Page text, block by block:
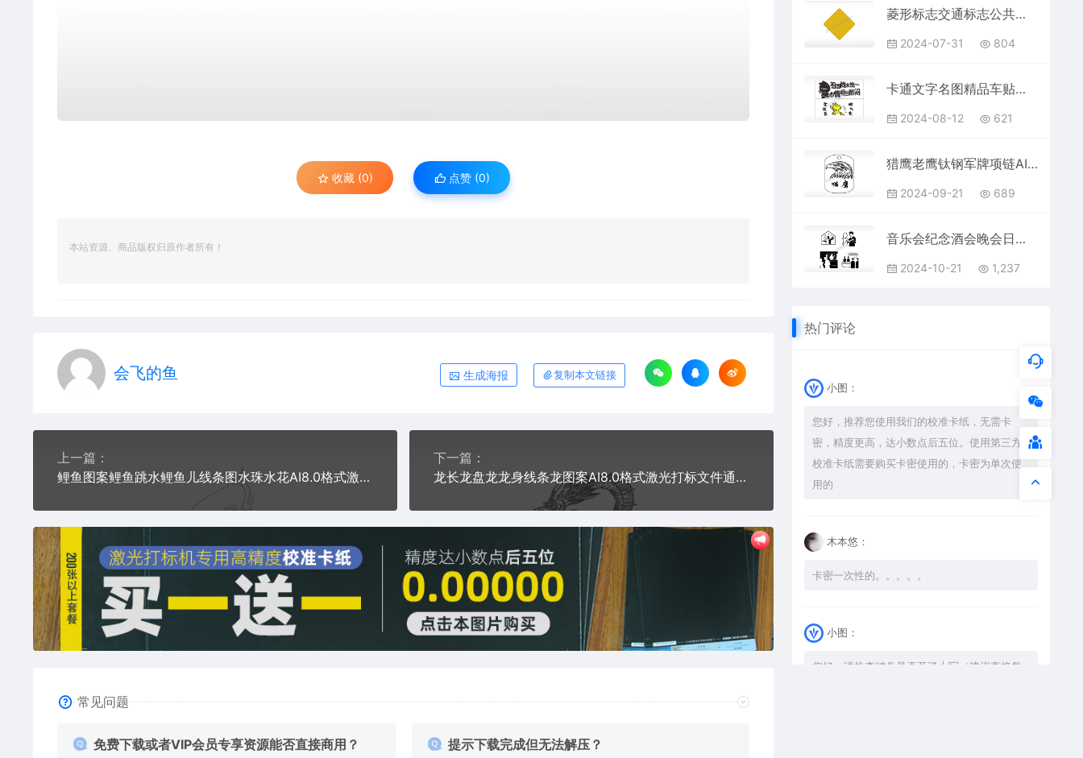
收藏 (0) 点赞 (0)
本站资源、商品版权归原作者所有！
会飞的鱼 生成海报 复制本文链接
上一篇：
鲤鱼图案鲤鱼跳水鲤鱼儿线条图水珠水花AI8.0格式激光打标文件通用矢量图
下一篇：
龙长龙盘龙龙身线条龙图案AI8.0格式激光打标文件通用矢量图
常见问题
免费下载或者VIP会员专享资源能否直接商用？ 提示下载完成但无法解压？
菱形标志交通标志公共标志AI8.0格式激光打标文件通用矢量图
2024-07-31 804
卡通文字名图精品车贴精选AI8.0格式激光打标文件通用矢量图
2024-08-12 621
猎鹰老鹰钛钢军牌项链AI8.0格式激光打标文件通用矢量图
2024-09-21 689
音乐会纪念酒会晚会日常生活大全AI8.0格式激光打标文件通用矢量图
2024-10-21 1,237
热门评论
小图：
您好，推荐您使用我们的校准卡纸，无需卡
密，精度更高，达小数点后五位。使用第三方
校准卡纸需要购买卡密使用的，卡密为单次使
用的
木本悠：
卡密一次性的。。。。。
小图：
您好，请检查键盘是否开了大写（建议直接复